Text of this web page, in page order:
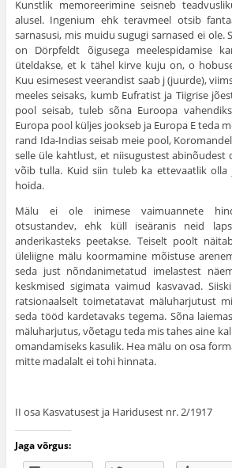
Kunstlik memoreerimine seisneb
alusel. Ingenium ehk teravmeel otsib
sarnasusi, mis muidu sugugi sarnased ei ole.
on Dörpfeldt õigusega mee­lespidamise
üteldakse, et k tähel kirve kuju on, ο
Kuu esime­sest veerandist saab j (juurde),
meeles seisaks, kumb Eufratist ja Tiigrise
pool seisab, tuleb sõna Euroopa
Europa pool küljes jookseb ja Europa Ε teda
rand Ida-Indias seisab meie pool,
selle üle kahtlust, et niisugustest abinõudest
võib tulla. Kuid siin tuleb ka ettevaatlik olla
hoida.
Mälu ei ole inimese vaimuannete
otsustandev, ehk küll iseäranis neid
anderikasteks peetakse. Teiselt poolt
üleliigne mälu koormamine mõistuse
seda just nõndanimetatud imelastest
keskmised sigimata vaimud kasvavad.
ratsionaalselt toimetatavat mäluharjutust
seda tööd kardetavaks tegema. Sõna
mäluharjutus, võetagu teda mis tahes aine
omandamiseks kasulik. Hea mälu on osa
mitte madalalt ei tohi hinnata.
II osa Kasvatusest ja Haridusest nr. 2/1917
Jaga võrgus: